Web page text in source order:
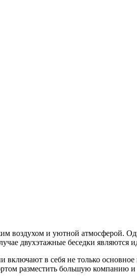
воздухом и уютной атмосферой.
двухэтажные беседки являются
включают в себя не только
разместить большую компанию